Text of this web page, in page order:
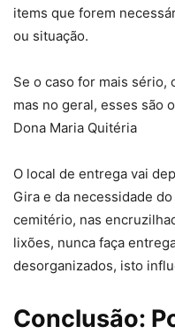
items que forem
ou situação.
Se o caso for mais
mas no geral, esses são
Dona Maria Quitéria
O local de entrega vai
Gira e da necessidade
cemitério, nas
lixões, nunca faça
desorganizados, isto
Conclusão: